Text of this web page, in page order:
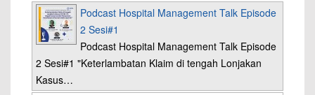
Podcast Hospital Management Talk Episode
2 Sesi#1
Podcast Hospital Management Talk Episode
2 Sesi#1 "Keterlambatan Klaim di tengah Lonjakan
Kasus…